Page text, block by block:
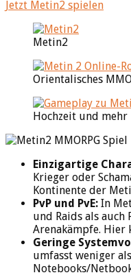
Jetzt Metin2 spielen
Metin2
Orientalisches
Hochzeit und mehr
Einzigartige
Krieger oder
Kontinente der
PvP und PvE: In
und Raids als auch
Arenakämpfe. Hier
Geringe
umfasst weniger
Notebooks/